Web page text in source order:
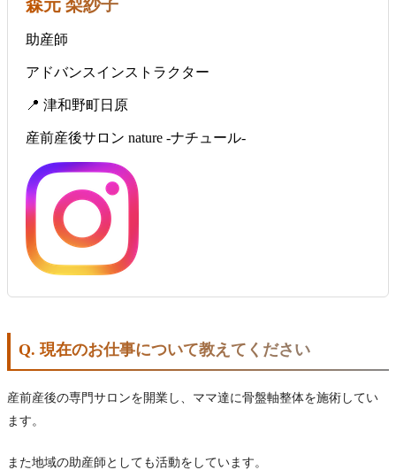
森元 梨紗子
助産師
アドバンスインストラクター
📍 津和野町日原
産前産後サロン nature -ナチュール-
Q. 現在のお仕事について教えてください
産前産後の専門サロンを開業し、ママ達に骨盤軸整体を施術してい
ます。
また地域の助産師としても活動をしています。